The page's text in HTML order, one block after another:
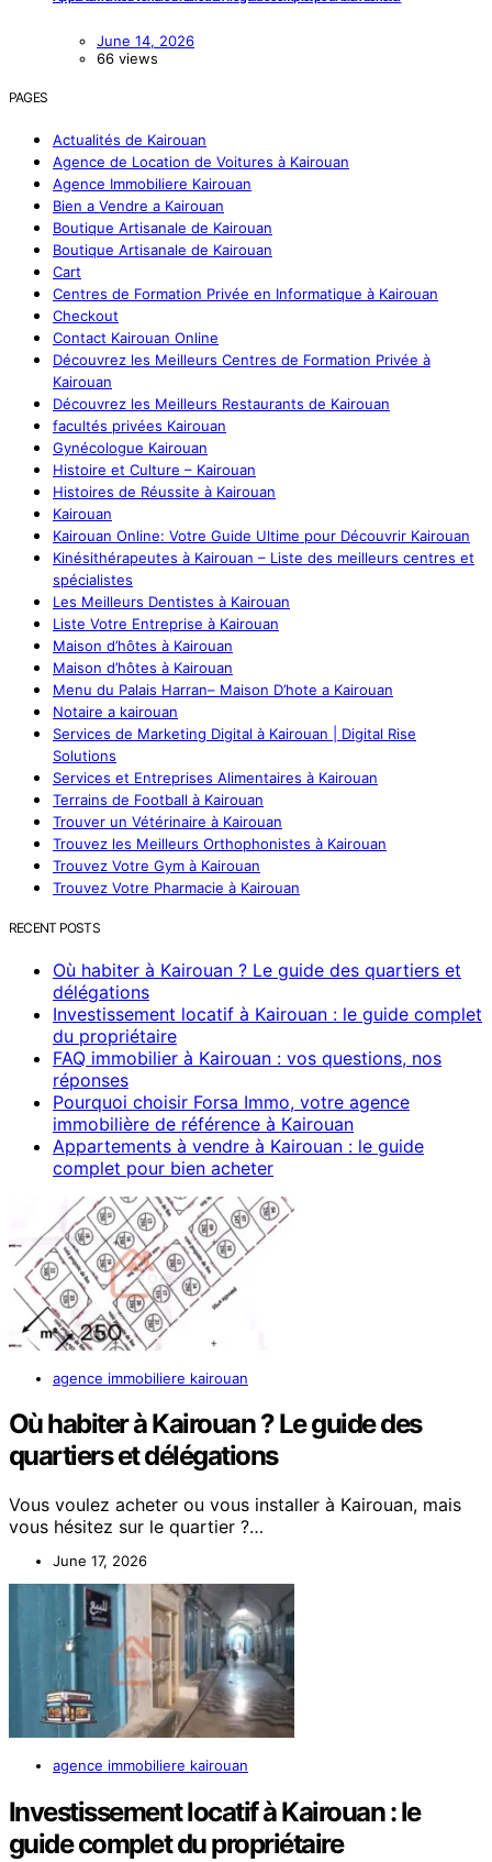
June 14, 2026
66 views
PAGES
Actualités de Kairouan
Agence de Location de Voitures à Kairouan
Agence Immobiliere Kairouan
Bien a Vendre a Kairouan
Boutique Artisanale de Kairouan
Boutique Artisanale de Kairouan
Cart
Centres de Formation Privée en Informatique à Kairouan
Checkout
Contact Kairouan Online
Découvrez les Meilleurs Centres de Formation Privée à
Kairouan
Découvrez les Meilleurs Restaurants de Kairouan
facultés privées Kairouan
Gynécologue Kairouan
Histoire et Culture – Kairouan
Histoires de Réussite à Kairouan
Kairouan
Kairouan Online: Votre Guide Ultime pour Découvrir Kairouan
Kinésithérapeutes à Kairouan – Liste des meilleurs centres et
spécialistes
Les Meilleurs Dentistes à Kairouan
Liste Votre Entreprise à Kairouan
Maison d’hôtes à Kairouan
Maison d’hôtes à Kairouan
Menu du Palais Harran– Maison D’hote a Kairouan
Notaire a kairouan
Services de Marketing Digital à Kairouan | Digital Rise
Solutions
Services et Entreprises Alimentaires à Kairouan
Terrains de Football à Kairouan
Trouver un Vétérinaire à Kairouan
Trouvez les Meilleurs Orthophonistes à Kairouan
Trouvez Votre Gym à Kairouan
Trouvez Votre Pharmacie à Kairouan
RECENT POSTS
Où habiter à Kairouan ? Le guide des quartiers et
délégations
Investissement locatif à Kairouan : le guide complet
du propriétaire
FAQ immobilier à Kairouan : vos questions, nos
réponses
Pourquoi choisir Forsa Immo, votre agence
immobilière de référence à Kairouan
Appartements à vendre à Kairouan : le guide
complet pour bien acheter
agence immobiliere kairouan
Où habiter à Kairouan ? Le guide des
quartiers et délégations
Vous voulez acheter ou vous installer à Kairouan, mais
vous hésitez sur le quartier ?…
June 17, 2026
agence immobiliere kairouan
Investissement locatif à Kairouan : le
guide complet du propriétaire